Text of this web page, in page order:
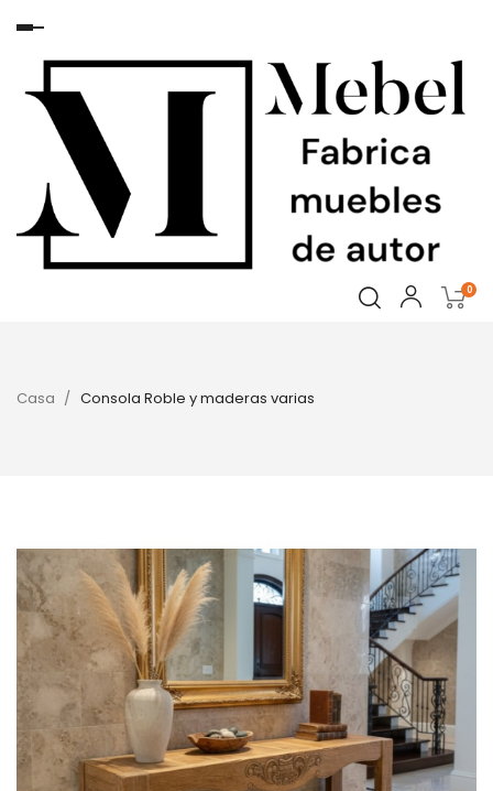
Navegación
de
0
Casa Consola Roble y maderas varias